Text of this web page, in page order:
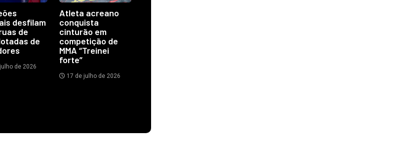
desfilam
de
de
de 2026
Atleta acreano
conquista
cinturão em
competição de
MMA “Treinei
forte”
17 de julho de 2026